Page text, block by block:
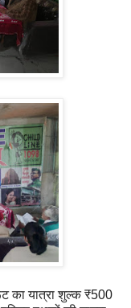
का यात्रा शुल्क ₹500